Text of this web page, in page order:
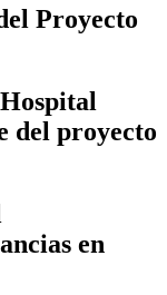
Proyecto
del proyecto
en